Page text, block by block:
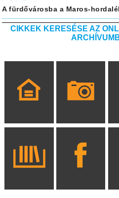
A fürdővárosba a Maros-
CIKKEK KERESÉSE AZ